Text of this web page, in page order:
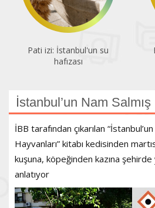
Pati izi: İstanbul'un su
hafızası
İstanbul’un Nam Salmış
İBB tarafından çıkarılan
Hayvanları” kitabı kedisinden
kuşuna, köpeğinden kazına şehirde
anlatıyor